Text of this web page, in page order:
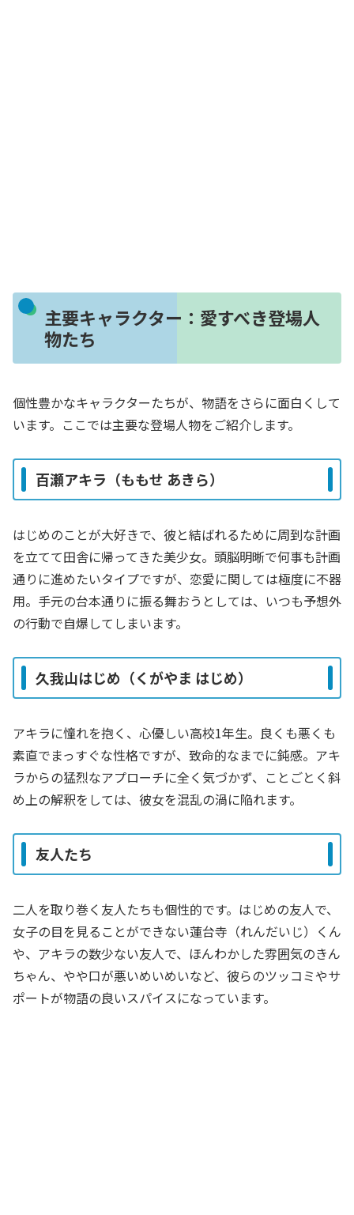
主要キャラクター：愛すべき登場人
物たち
個性豊かなキャラクターたちが、物語をさらに面白くして
います。ここでは主要な登場人物をご紹介します。
百瀬アキラ（ももせ あきら）
はじめのことが大好きで、彼と結ばれるために周到な計画
を立てて田舎に帰ってきた美少女。頭脳明晰で何事も計画
通りに進めたいタイプですが、恋愛に関しては極度に不器
用。手元の台本通りに振る舞おうとしては、いつも予想外
の行動で自爆してしまいます。
久我山はじめ（くがやま はじめ）
アキラに憧れを抱く、心優しい高校1年生。良くも悪くも
素直でまっすぐな性格ですが、致命的なまでに鈍感。アキ
ラからの猛烈なアプローチに全く気づかず、ことごとく斜
め上の解釈をしては、彼女を混乱の渦に陥れます。
友人たち
二人を取り巻く友人たちも個性的です。はじめの友人で、
女子の目を見ることができない蓮台寺（れんだいじ）くん
や、アキラの数少ない友人で、ほんわかした雰囲気のきん
ちゃん、やや口が悪いめいめいなど、彼らのツッコミやサ
ポートが物語の良いスパイスになっています。